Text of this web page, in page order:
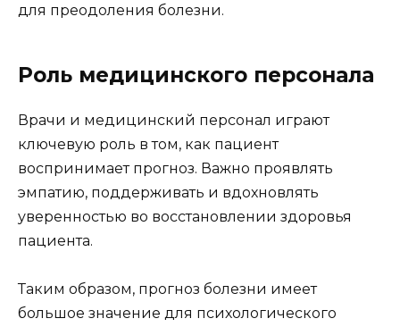
для преодоления болезни.
Роль медицинского персонала
Врачи и медицинский персонал играют
ключевую роль в том, как пациент
воспринимает прогноз. Важно проявлять
эмпатию, поддерживать и вдохновлять
уверенностью во восстановлении здоровья
пациента.
Таким образом, прогноз болезни имеет
большое значение для психологического